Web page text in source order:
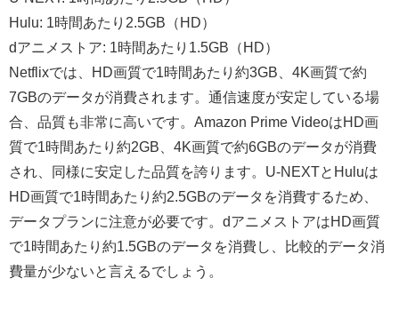
Hulu: 1時間あたり2.5GB（HD）
dアニメストア: 1時間あたり1.5GB（HD）
Netflixでは、HD画質で1時間あたり約3GB、4K画質で約
7GBのデータが消費されます。通信速度が安定している場
合、品質も非常に高いです。Amazon Prime VideoはHD画
質で1時間あたり約2GB、4K画質で約6GBのデータが消費
され、同様に安定した品質を誇ります。U-NEXTとHuluは
HD画質で1時間あたり約2.5GBのデータを消費するため、
データプランに注意が必要です。dアニメストアはHD画質
で1時間あたり約1.5GBのデータを消費し、比較的データ消
費量が少ないと言えるでしょう。